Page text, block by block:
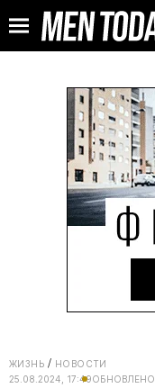
ЖИЗНЬ
НОВОСТИ
25.08.2024, 17:49ОБНОВЛЕНО